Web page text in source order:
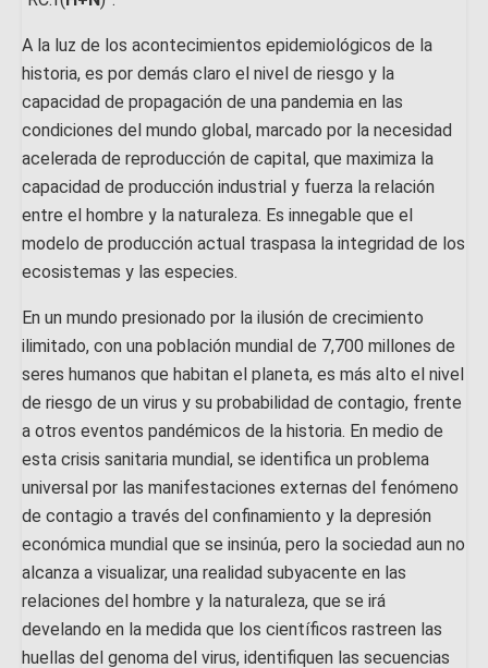
A la luz de los acontecimientos epidemiológicos de la
historia, es por demás claro el nivel de riesgo y la
capacidad de propagación de una pandemia en las
condiciones del mundo global, marcado por la necesidad
acelerada de reproducción de capital, que maximiza la
capacidad de producción industrial y fuerza la relación
entre el hombre y la naturaleza. Es innegable que el
modelo de producción actual traspasa la integridad de los
ecosistemas y las especies.
En un mundo presionado por la ilusión de crecimiento
ilimitado, con una población mundial de 7,700 millones de
seres humanos que habitan el planeta, es más alto el nivel
de riesgo de un virus y su probabilidad de contagio, frente
a otros eventos pandémicos de la historia. En medio de
esta crisis sanitaria mundial, se identifica un problema
universal por las manifestaciones externas del fenómeno
de contagio a través del confinamiento y la depresión
económica mundial que se insinúa, pero la sociedad aun no
alcanza a visualizar, una realidad subyacente en las
relaciones del hombre y la naturaleza, que se irá
develando en la medida que los científicos rastreen las
huellas del genoma del virus, identifiquen las secuencias